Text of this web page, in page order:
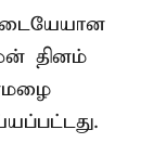
தினம்